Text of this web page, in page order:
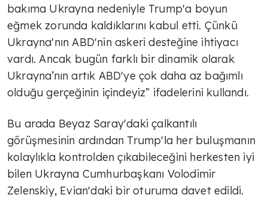
bakıma Ukrayna nedeniyle Trump'a boyun
eğmek zorunda kaldıklarını kabul etti. Çünkü
Ukrayna'nın ABD'nin askeri desteğine ihtiyacı
vardı. Ancak bugün farklı bir dinamik olarak
Ukrayna’nın artık ABD'ye çok daha az bağımlı
olduğu gerçeğinin içindeyiz” ifadelerini kullandı.
Bu arada Beyaz Saray'daki çalkantılı
görüşmesinin ardından Trump'la her buluşmanın
kolaylıkla kontrolden çıkabileceğini herkesten iyi
bilen Ukrayna Cumhurbaşkanı Volodimir
Zelenskiy, Evian'daki bir oturuma davet edildi.